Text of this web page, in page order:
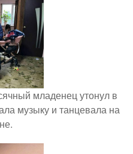
младенец утонул в
музыку и танцевала на